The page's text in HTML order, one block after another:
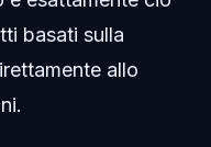
basati sulla
allo